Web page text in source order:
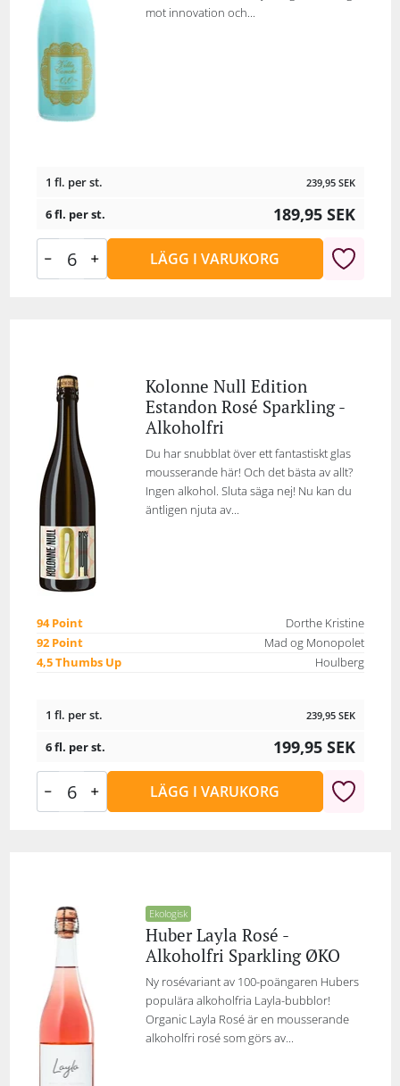
mot innovation och...
1 fl. per st. 239,95 SEK
6 fl. per st. 189,95 SEK
LÄGG I VARUKORG
Kolonne Null Edition
Estandon Rosé Sparkling -
Alkoholfri
Du har snubblat över ett fantastiskt glas
mousserande här! Och det bästa av allt?
Ingen alkohol. Sluta säga nej! Nu kan du
äntligen njuta av...
94 Point
Dorthe Kristine
92 Point
Mad og Monopolet
4,5 Thumbs Up
Houlberg
1 fl. per st. 239,95 SEK
6 fl. per st. 199,95 SEK
LÄGG I VARUKORG
Ekologisk
Huber Layla Rosé -
Alkoholfri Sparkling ØKO
Ny rosévariant av 100-poängaren Hubers
populära alkoholfria Layla-bubblor!
Organic Layla Rosé är en mousserande
alkoholfri rosé som görs av...